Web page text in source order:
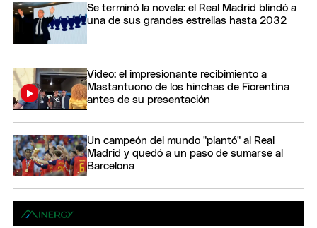
Se terminó la novela: el Real Madrid blindó a
una de sus grandes estrellas hasta 2032
Video: el impresionante recibimiento a
Mastantuono de los hinchas de Fiorentina
antes de su presentación
Un campeón del mundo "plantó" al Real
Madrid y quedó a un paso de sumarse al
Barcelona